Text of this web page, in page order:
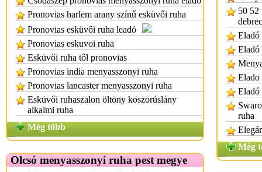
Pronovias harlem arany színű esküvői ruha
Pronovias esküvői ruha leadó
Pronovias eskuvoi ruha
Esküvői ruha től pronovias
Pronovias india menyasszonyi ruha
Pronovias lancaster menyasszonyi ruha
Esküvői ruhaszalon öltöny koszorúslány
alkalmi ruha
Még több
Olcsó menyasszonyi ruha pest megye
50 52
Eladó
Eladó
Elado
Eladó
ruha
Még